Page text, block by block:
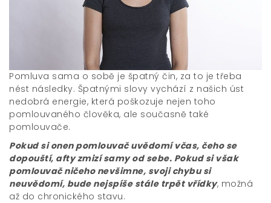
Pomluva sama o sobě je špatný čin, za to je třeba
nést následky. Špatnými slovy vychází z našich úst
nedobrá energie, která poškozuje nejen toho
pomlouvaného člověka, ale současně také
pomlouvače.
Pokud si onen pomlouvač uvědomí včas, čeho se
dopouští, afty zmizí samy od sebe. Pokud si však
pomlouvač ničeho nevšimne, svoji chybu si
neuvědomí, bude nejspíše stále trpět vřídky, možná
až do chronického stavu.